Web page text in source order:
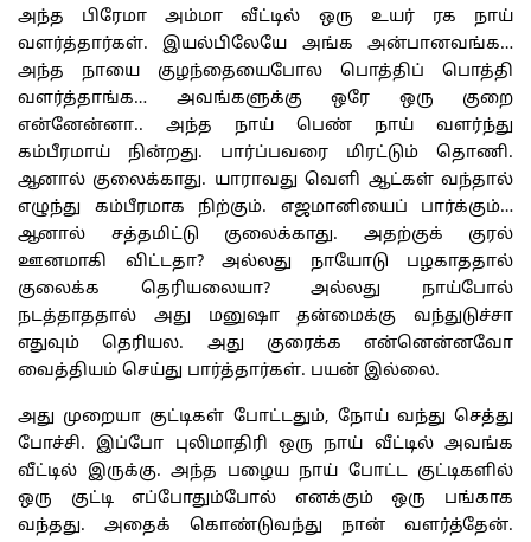
அந்த பிரேமா அம்மா வீட்டில் ஒரு உயர் ரக நாய்
வளர்த்தார்கள். இயல்பிலேயே அங்க அன்பானவங்க…
அந்த நாயை குழந்தையைபோல பொத்திப் பொத்தி
வளர்த்தாங்க… அவங்களுக்கு ஒரே ஒரு குறை
என்னேன்னா.. அந்த நாய் பெண் நாய் வளர்ந்து
கம்பீரமாய் நின்றது. பார்ப்பவரை மிரட்டும் தொணி.
ஆனால் குலைக்காது. யாராவது வெளி ஆட்கள் வந்தால்
எழுந்து கம்பீரமாக நிற்கும். எஜமானியைப் பார்க்கும்…
ஆனால் சத்தமிட்டு குலைக்காது. அதற்குக் குரல்
ஊனமாகி விட்டதா? அல்லது நாயோடு பழகாததால்
குலைக்க தெரியலையா? அல்லது நாய்போல்
நடத்தாததால் அது மனுஷா தன்மைக்கு வந்துடுச்சா
எதுவும் தெரியல. அது குரைக்க என்னென்னவோ
வைத்தியம் செய்து பார்த்தார்கள். பயன் இல்லை.
அது முறையா குட்டிகள் போட்டதும், நோய் வந்து செத்து
போச்சி. இப்போ புலிமாதிரி ஒரு நாய் வீட்டில் அவங்க
வீட்டில் இருக்கு. அந்த பழைய நாய் போட்ட குட்டிகளில்
ஒரு குட்டி எப்போதும்போல் எனக்கும் ஒரு பங்காக
வந்தது. அதைக் கொண்டுவந்து நான் வளர்த்தேன்.